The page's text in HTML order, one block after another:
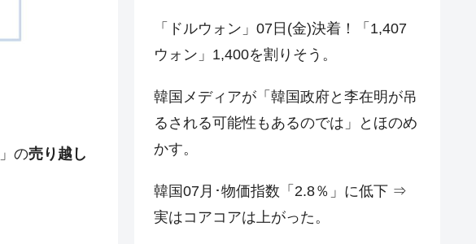
」の売り越し
「ドルウォン」07日(金)決着！「1,407
ウォン」1,400を割りそう。
韓国メディアが「韓国政府と李在明が吊
るされる可能性もあるのでは」とほのめ
かす。
韓国07月･物価指数「2.8％」に低下 ⇒
実はコアコアは上がった。